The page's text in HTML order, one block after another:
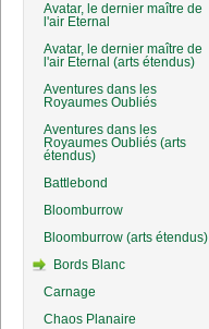
Avatar, le dernier maître de
l'air Eternal
Avatar, le dernier maître de
l'air Eternal (arts étendus)
Aventures dans les
Royaumes Oubliés
Aventures dans les
Royaumes Oubliés (arts
étendus)
Battlebond
Bloomburrow
Bloomburrow (arts étendus)
Bords Blanc
Carnage
Chaos Planaire